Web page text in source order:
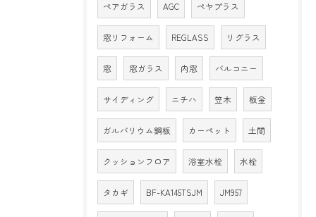
ペアガラス AGC ペヤプラス
窓リフォーム REGLASS リグラス
窓 窓ガラス 内窓 バルコニー
サイディング ニチハ 笠木 板金
ガルバリウム鋼板 カーペット 土間
クッションフロア 浴室水栓 水栓
タカギ BF-KA145TSJM JM957